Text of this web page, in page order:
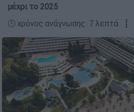
μέχρι το 2025
🕛 χρόνος ανάγνωσης: 7 λεπτά ┋